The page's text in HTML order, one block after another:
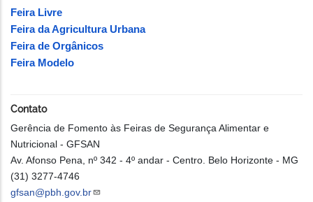
Feira Livre
Feira da Agricultura Urbana
Feira de Orgânicos
Feira Modelo
Contato
Gerência de Fomento às Feiras de Segurança Alimentar e
Nutricional - GFSAN
Av. Afonso Pena, nº 342 - 4º andar - Centro. Belo Horizonte - MG
(31) 3277-4746
gfsan@pbh.gov.br